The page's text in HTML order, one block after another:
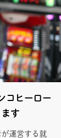
コヒーロー
す
運営する就